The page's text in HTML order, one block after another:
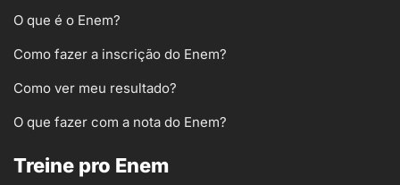
O que é o Enem?
Como fazer a inscrição do Enem?
Como ver meu resultado?
O que fazer com a nota do Enem?
Treine pro Enem